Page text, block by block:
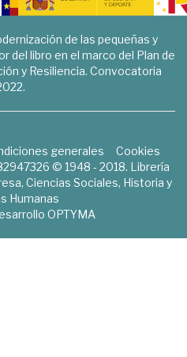
de las pequeñas y
del libro en el marco del Plan de
y Resiliencia. Convocatoria
generales
Cookies
© 1948 - 2018. Librería
Ciencias Sociales, Historia y
Humanas
OPTYMA